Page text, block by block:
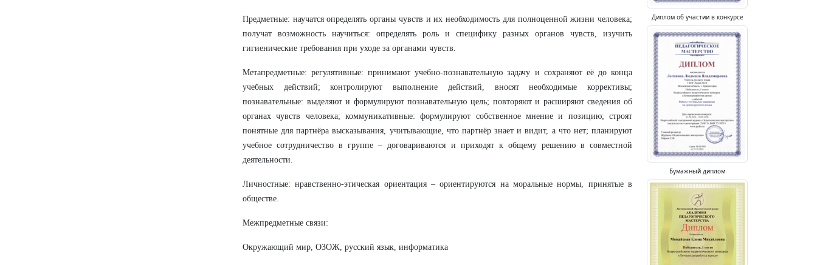
Предметные: научатся определять органы чувств и их необходимость для полноценной жизни человека;
получат возможность научиться: определять роль и специфику разных органов чувств, изучить
гигиенические требования при уходе за органами чувств.
Метапредметные: регулятивные: принимают учебно-познавательную задачу и сохраняют её до конца
учебных действий; контролируют выполнение действий, вносят необходимые коррективы;
познавательные: выделяют и формулируют познавательную цель; повторяют и расширяют сведения об
органах чувств человека; коммуникативные: формулируют собственное мнение и позицию; строят
понятные для партнёра высказывания, учитывающие, что партнёр знает и видит, а что нет; планируют
учебное сотрудничество в группе – договариваются и приходят к общему решению в совместной
деятельности.
Личностные: нравственно-этическая ориентация – ориентируются на моральные нормы, принятые в
обществе.
Межпредметные связи:
Окружающий мир, ОЗОЖ, русский язык, информатика
Диплом об участии в конкурсе
Бумажный диплом